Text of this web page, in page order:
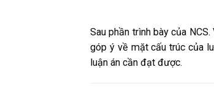
Sau phần trình bày của
góp ý về mặt cấu trúc của
luận án cần đạt được.